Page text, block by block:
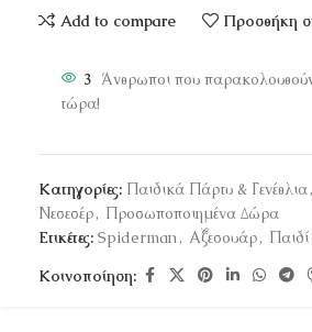
Add to compare Προσθήκη
3 Άνθρωποι που
τώρα!
Κατηγορίες: Παιδικά Πάρτυ & Γενέθλια,
Νεσεσέρ, Προσωποποιημένα Δώρα
Ετικέτες: Spiderman, Αξεσουάρ, Παιδί
Κοινοποίηση: